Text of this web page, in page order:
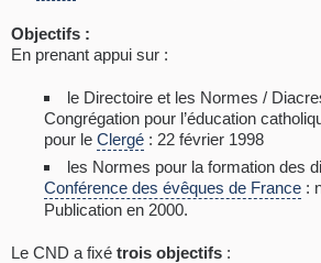
Objectifs :
En prenant appui sur :
le Directoire et les Normes /
Congrégation pour l’éducation
pour le Clergé : 22 février 1998
les Normes pour la formation des
Conférence des évêques de France :
Publication en 2000.
Le CND a fixé trois objectifs :